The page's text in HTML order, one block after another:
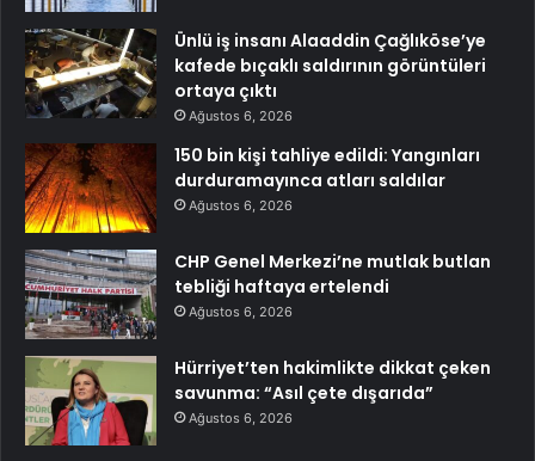
Ünlü iş insanı Alaaddin Çağlıköse’ye
kafede bıçaklı saldırının görüntüleri
ortaya çıktı
Ağustos 6, 2026
150 bin kişi tahliye edildi: Yangınları
durduramayınca atları saldılar
Ağustos 6, 2026
CHP Genel Merkezi’ne mutlak butlan
tebliği haftaya ertelendi
Ağustos 6, 2026
Hürriyet’ten hakimlikte dikkat çeken
savunma: “Asıl çete dışarıda”
Ağustos 6, 2026